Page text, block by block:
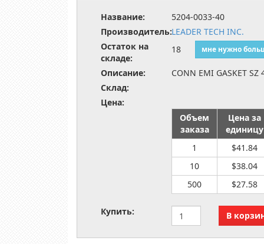
Название:
5204-0033-40
Производитель:LEADER TECH INC.
Остаток на
складе:
18 мне нужно
Описание:
CONN EMI GASKET SZ
Склад:
Цена:
Объем
заказа
Цена за
единицу
1
$41.84
10
$38.04
500
$27.58
Купить: